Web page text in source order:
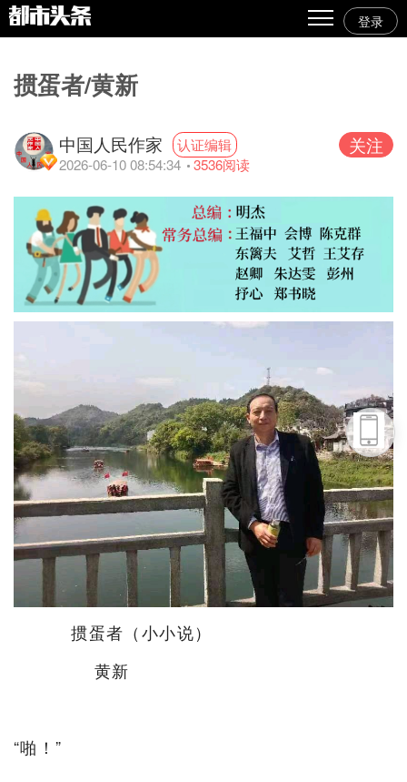
登录
精华
图文
视频
专栏
人气
头条号
下载APP
掼蛋者/黄新
中国人民作家
认证编辑
2026-06-10 08:54:34
3536阅读
关注
掼蛋者（小小说）
黄新
“啪！”